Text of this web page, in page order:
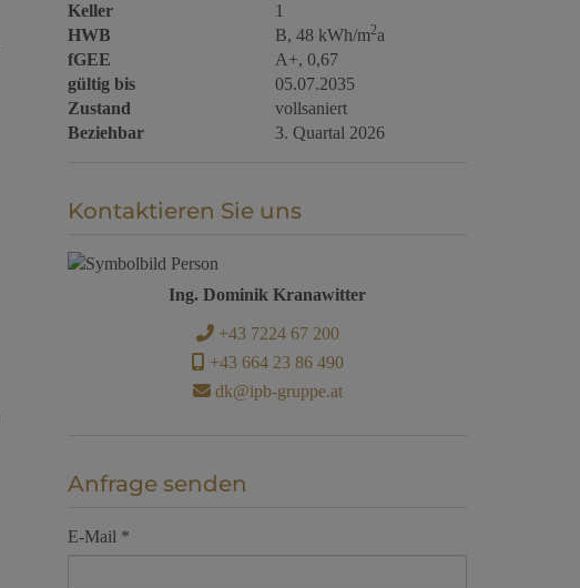
Keller
1
HWB
B, 48 kWh/m2a
fGEE
A+, 0,67
gültig bis
05.07.2035
Zustand
vollsaniert
Beziehbar
3. Quartal 2026
Kontaktieren Sie uns
Ing. Dominik Kranawitter
+43 7224 67 200
+43 664 23 86 490
dk@ipb-gruppe.at
Anfrage senden
E-Mail